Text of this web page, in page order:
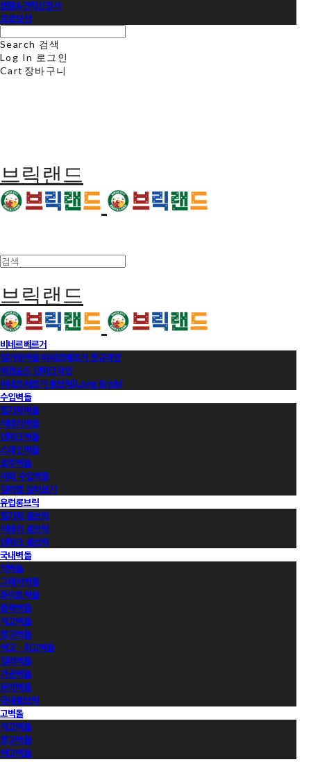
샘플&견적신청서
프로모션
Search 검색
Log In 로그인
Cart 장바구니
브릭랜드
브릭랜드
비네르베르거
벨기에벽돌 비네르베르거 정규라인
에겐순드 덴마크라인
비네르베르거 롱브릭(Long Brick)
수입벽돌
벨기에벽돌
이태리벽돌
덴마크벽돌
스페인벽돌
호주벽돌
이외 수입벽돌
컬러별 살펴보기
유럽롱브릭
벨기에 롱브릭
이태리 롱브릭
덴마크 롱브릭
국내벽돌
적벽돌
그레이벽돌
화이트벽돌
블랙벽돌
적고벽돌
청고벽돌
백고ㆍ회고벽돌
컬러벽돌
가공벽돌
유약벽돌
국내롱브릭
고벽돌
적고벽돌
청고벽돌
백고벽돌